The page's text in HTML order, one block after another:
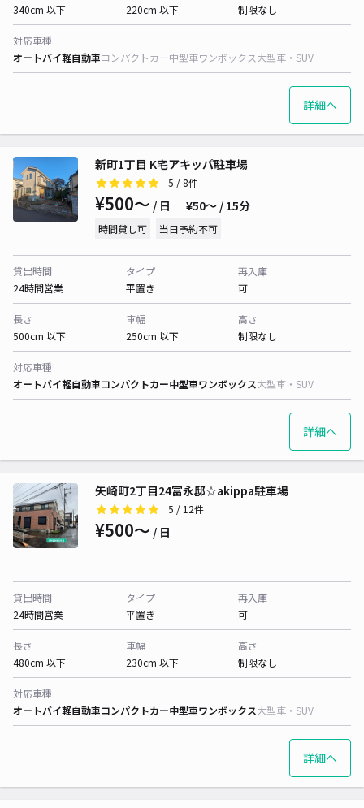
340cm 以下
220cm 以下
制限なし
対応車種
オートバイ軽自動車コンパクトカー中型車ワンボックス大型車・SUV
詳細へ
新町1丁目 K宅アキッパ駐車場
5 / 8件
¥500〜 / 日 ¥50〜 / 15分
時間貸し可 当日予約不可
貸出時間
24時間営業
タイプ
平置き
再入庫
可
長さ
500cm 以下
車幅
250cm 以下
高さ
制限なし
対応車種
オートバイ軽自動車コンパクトカー中型車ワンボックス大型車・SUV
詳細へ
矢崎町2丁目24富永邸☆akippa駐車場
5 / 12件
¥500〜 / 日
貸出時間
24時間営業
タイプ
平置き
再入庫
可
長さ
480cm 以下
車幅
230cm 以下
高さ
制限なし
対応車種
オートバイ軽自動車コンパクトカー中型車ワンボックス大型車・SUV
詳細へ